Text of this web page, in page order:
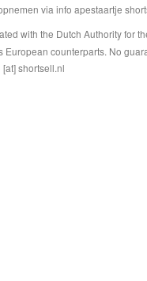
via info apestaartje
with the Dutch Authority for
counterparts. No
shortsell.nl